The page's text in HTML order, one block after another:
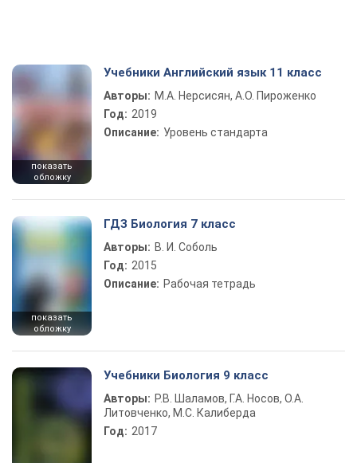
показать
обложку
Учебники Английский язык 11 класс
Авторы: М.А. Нерсисян, А.О. Пироженко
Год: 2019
Описание: Уровень стандарта
показать
обложку
ГДЗ Биология 7 класс
Авторы: В. И. Соболь
Год: 2015
Описание: Рабочая тетрадь
Учебники Биология 9 класс
Авторы: Р.В. Шаламов, Г.А. Носов, О.А.
Литовченко, М.С. Калиберда
Год: 2017